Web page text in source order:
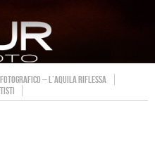
– L’AQUILA RIFLESSA